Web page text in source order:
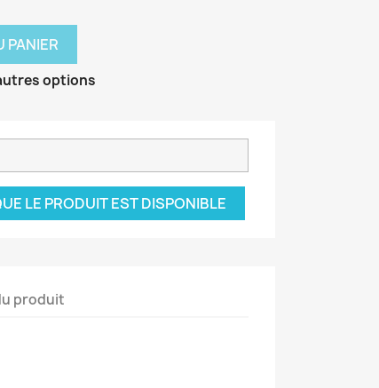
PANIER
options
LE PRODUIT EST DISPONIBLE
produit